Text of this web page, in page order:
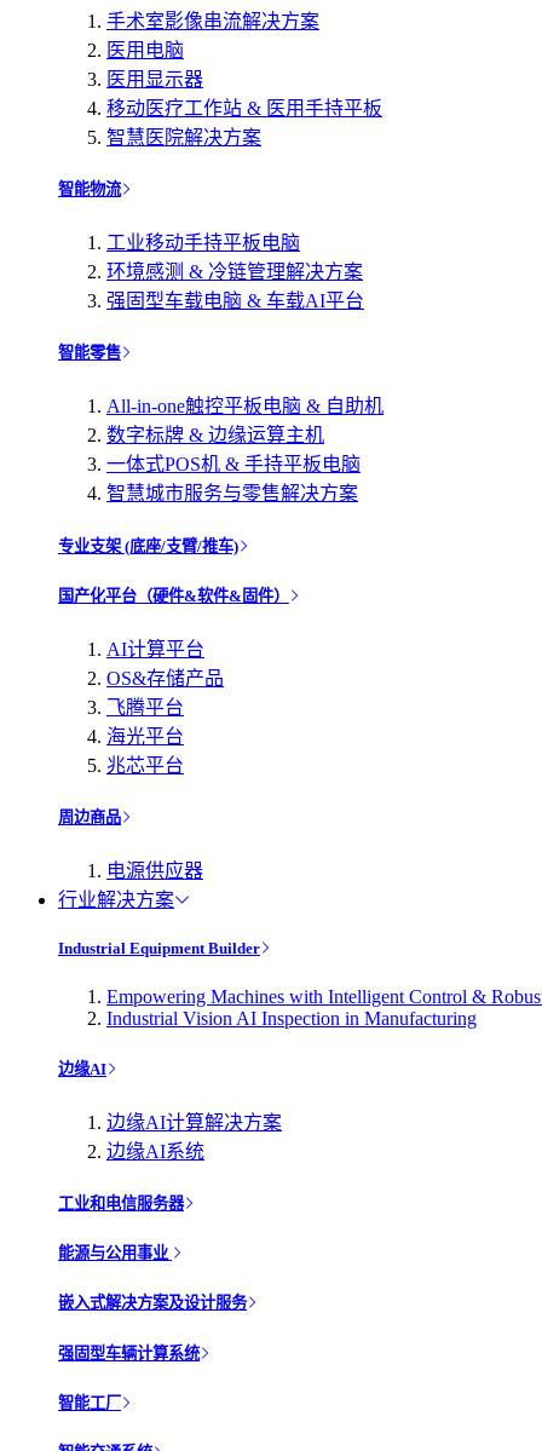
手术室影像串流解决方案
医用电脑
医用显示器
移动医疗工作站 & 医用手持平板
智慧医院解决方案
智能物流
工业移动手持平板电脑
环境感测 & 冷链管理解决方案
强固型车载电脑 & 车载AI平台
智能零售
All-in-one触控平板电脑 & 自助机
数字标牌 & 边缘运算主机
一体式POS机 & 手持平板电脑
智慧城市服务与零售解决方案
专业支架 (底座/支臂/推车)
国产化平台（硬件&软件&固件）
AI计算平台
OS&存储产品
飞腾平台
海光平台
兆芯平台
周边商品
电源供应器
行业解决方案
Industrial Equipment Builder
Empowering Machines with Intelligent Control &
Industrial Vision AI Inspection in Manufacturing
边缘AI
边缘AI计算解决方案
边缘AI系统
工业和电信服务器
能源与公用事业
嵌入式解决方案及设计服务
强固型车辆计算系统
智能工厂